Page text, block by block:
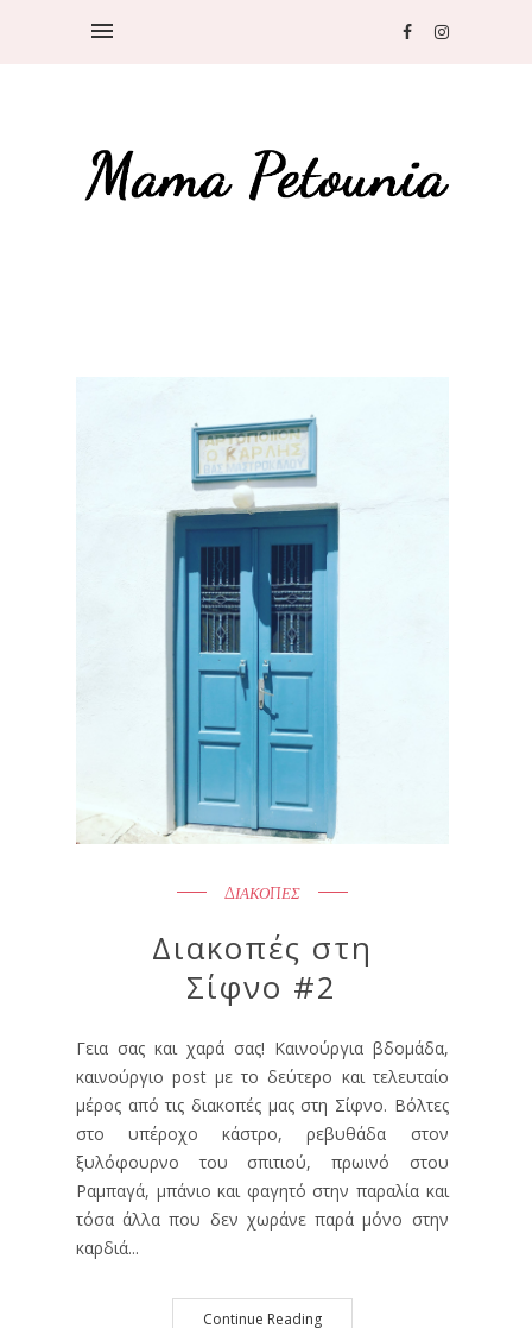
ΔΙΑΚΟΠΕΣ
Διακοπές στη
Σίφνο #2
Γεια σας και χαρά σας! Καινούργια βδομάδα,
καινούργιο post με το δεύτερο και τελευταίο
μέρος από τις διακοπές μας στη Σίφνο. Βόλτες
στο υπέροχο κάστρο, ρεβυθάδα στον
ξυλόφουρνο του σπιτιού, πρωινό στου
Ραμπαγά, μπάνιο και φαγητό στην παραλία και
τόσα άλλα που δεν χωράνε παρά μόνο στην
καρδιά...
Continue Reading